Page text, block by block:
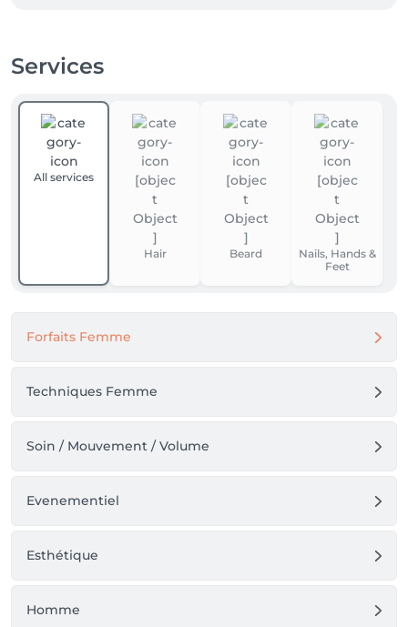
Pour votre information, les tarifs affichés ici
diagnostique du coiffeur-technicien.
Services
All services
Hair Beard
Nails, Hands &
Feet
Forfaits Femme
Techniques Femme
Soin / Mouvement / Volume
Evenementiel
Esthétique
Homme